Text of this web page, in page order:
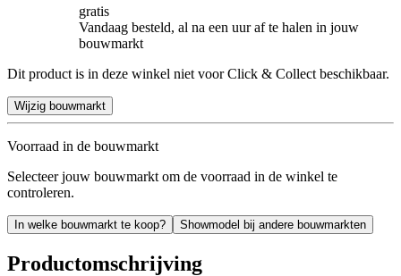
gratis
Vandaag besteld, al na een uur af te halen in jouw
bouwmarkt
Dit product is in deze winkel niet voor Click & Collect beschikbaar.
Wijzig bouwmarkt
Voorraad in de bouwmarkt
Selecteer jouw bouwmarkt om de voorraad in de winkel te
controleren.
In welke bouwmarkt te koop? Showmodel bij andere bouwmarkten
Productomschrijving